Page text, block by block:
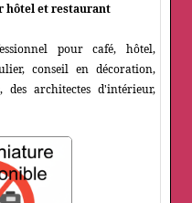
hôtel et restaurant
pour café, hôtel,
conseil en décoration,
des architectes d'intérieur,